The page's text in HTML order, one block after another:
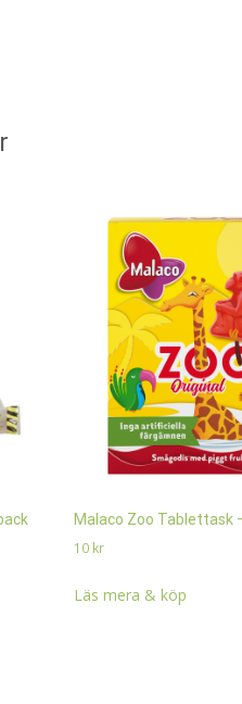
Malaco Zoo Tablettask
10 kr
Läs mera & köp